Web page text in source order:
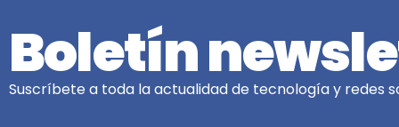
Boletín
Suscríbete a toda la actualidad de tecnología y redes